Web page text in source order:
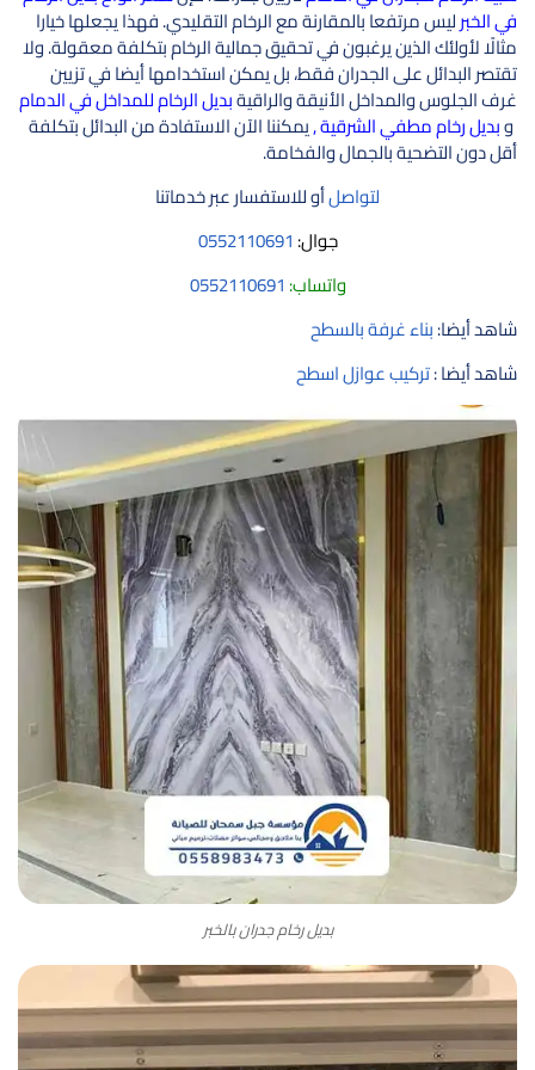
في الخبرليس مرتفعا بالمقارنة مع الرخام التقليدي. فهذا يجعلها خيارا
مثالًا لأولئك الذين يرغبون في تحقيق جمالية الرخام بتكلفة معقولة. ولا
تقتصر البدائل على الجدران فقط، بل يمكن استخدامها أيضا في تزيين
غرف الجلوس والمداخل الأنيقة والراقيةبديل الرخام للمداخل في الدمام
وبديل رخام مطفي الشرقية ,يمكننا الآن الاستفادة من البدائل بتكلفة
أقل دون التضحية بالجمال والفخامة.
لتواصلأو للاستفسار عبر خدماتنا
جوال: 0552110691
واتساب: 0552110691
شاهد أيضا:بناء غرفة بالسطح
شاهد أيضا :تركيب عوازل اسطح
بديل رخام جدران بالخبر